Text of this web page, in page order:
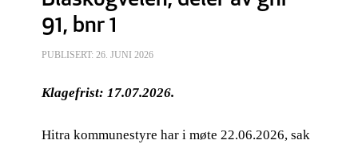
91, bnr 1
PUBLISERT: 26. JUNI 2026
Klagefrist: 17.07.2026.
Hitra kommunestyre har i møte 22.06.2026, sak